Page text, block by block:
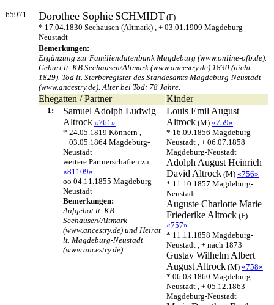
65971 Dorothee Sophie SCHMIDT (F)
* 17.04.1830 Seehausen (Altmark) , + 03.01.1909 Magdeburg-
Neustadt
Bemerkungen:
Ergänzung zur Familiendatenbank Magdeburg (www.online-ofb.de).
Geburt lt. KB Seehausen/Altmark (www.ancestry.de) 1830 (nicht:
1829). Tod lt. Sterberegister des Standesamts Magdeburg-Neustadt
(www.ancestry.de). Alter bei Tod: 78 Jahre.
Ehegatten / Partner Kinder
1:
Samuel Adolph Ludwig
Altrock «761»
* 24.05.1819 Könnern ,
+ 03.05.1864 Magdeburg-
Neustadt
weitere Partnerschaften zu
«81109»
oo 04.11.1855 Magdeburg-
Neustadt
Bemerkungen:
Aufgebot lt. KB
Seehausen/Altmark
(www.ancestry.de) und Heirat
lt. Magdeburg-Neustadt
(www.ancestry.de).
Louis Emil August
Altrock (M) «759»
* 16.09.1856 Magdeburg-
Neustadt , + 06.07.1858
Magdeburg-Neustadt
Adolph August Heinrich
David Altrock (M) «756»
* 11.10.1857 Magdeburg-
Neustadt
Auguste Charlotte Marie
Friederike Altrock (F)
«757»
* 11.11.1858 Magdeburg-
Neustadt , + nach 1873
Gustav Wilhelm Albert
August Altrock (M) «758»
* 06.03.1860 Magdeburg-
Neustadt , + 05.12.1863
Magdeburg-Neustadt